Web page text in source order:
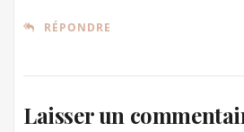
RÉPONDRE
Laisser un